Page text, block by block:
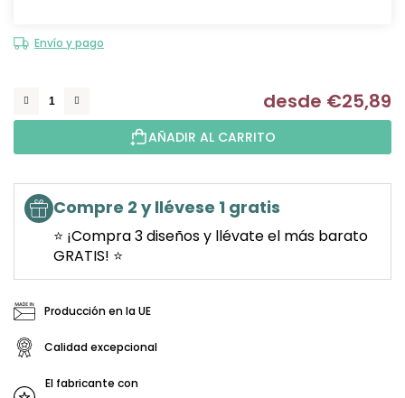
Envío y pago
desde €25,89
AÑADIR AL CARRITO
Compre 2 y llévese 1 gratis
⭐ ¡Compra 3 diseños y llévate el más barato
GRATIS! ⭐
Producción en la UE
Calidad excepcional
El fabricante con